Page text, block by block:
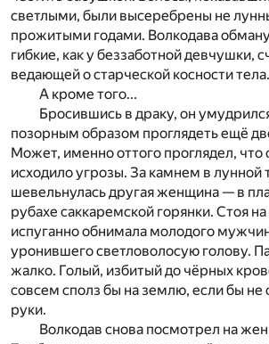
светлы­ми, были высеребрены не
прожитыми годами. Волкодава
гибкие, как у беззаботной девчушки,
ведающей о старческой косности тела.
А кроме того...
Бросившись в драку, он
позорным образом проглядеть ещё
Может, именно оттого проглядел, что
исходило угрозы. За камнем в лунной
шевельнулась другая женщина — в
рубахе саккаремской горянки. Стоя
испуганно обнимала молодого
уронившего светловолосую голову.
жалко. Голый, избитый до чёрных
совсем сполз бы на землю, если бы не
руки.
Волкодав снова посмотрел на